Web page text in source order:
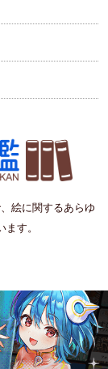
絵に関するあらゆ
す。